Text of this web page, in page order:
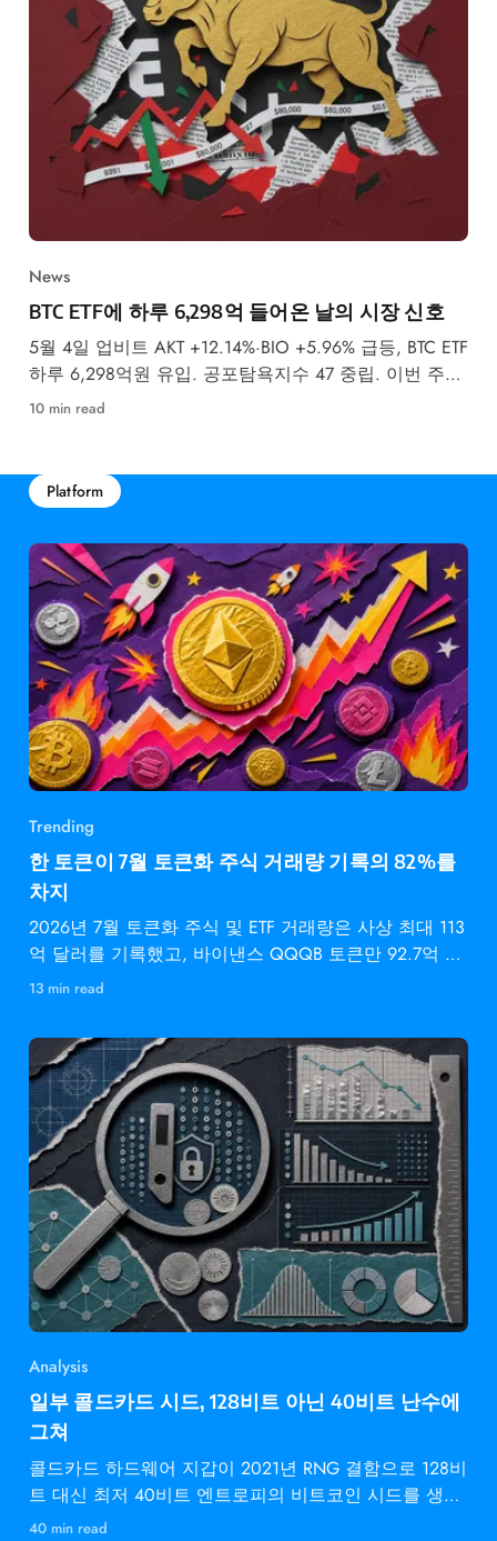
News
BTC ETF에 하루 6,298억 들어온 날의 시장 신호
5월 4일 업비트 AKT +12.14%·BIO +5.96% 급등, BTC ETF
하루 6,298억원 유입. 공포탐욕지수 47 중립. 이번 주
FOMC 금리 결정이 최대 변수입니다.
10 min read
Platform
Trending
한 토큰이 7월 토큰화 주식 거래량 기록의 82%를
차지
2026년 7월 토큰화 주식 및 ETF 거래량은 사상 최대 113
억 달러를 기록했고, 바이낸스 QQQB 토큰만 92.7억 달
러를
13 min read
Analysis
일부 콜드카드 시드, 128비트 아닌 40비트 난수에
그쳐
콜드카드 하드웨어 지갑이 2021년 RNG 결함으로 128비
트 대신 최저 40비트 엔트로피의 비트코인 시드를 생성
했습니다.
40 min read